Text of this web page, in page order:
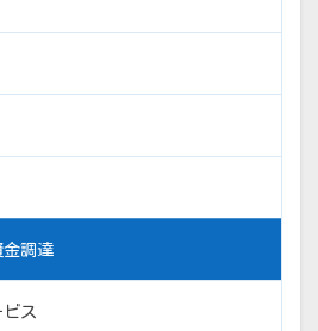
金調達
ス